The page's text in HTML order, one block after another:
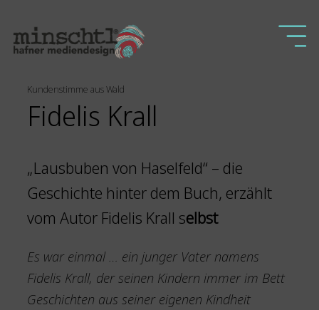
Kundenstimme aus Wald
Fidelis Krall
„Lausbuben von Haselfeld“ – die
Geschichte hinter dem Buch, erzählt
vom Autor Fidelis Krall selbst
Es war einmal … ein junger Vater namens
Fidelis Krall, der seinen Kindern immer im Bett
Geschichten aus seiner eigenen Kindheit